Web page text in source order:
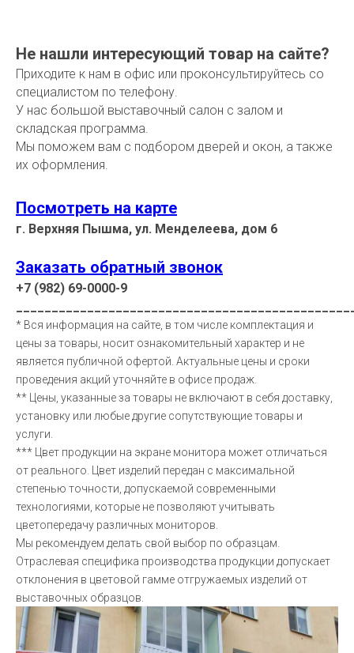
Не нашли интересующий товар на сайте?
Приходите к нам в офис или проконсультируйтесь со
специалистом по телефону.
У нас большой выставочный салон с залом и
складская программа.
Мы поможем вам с подбором дверей и окон, а также
их оформления.
Посмотреть на карте
г. Верхняя Пышма, ул. Менделеева, дом 6
Заказать обратный звонок
+7 (982) 69-0000-9
* Вся информация на сайте, в том числе комплектация и
цены за товары, носит ознакомительный характер и не
является публичной офертой. Актуальные цены и сроки
проведения акций уточняйте в офисе продаж.
** Цены, указанные за товары не включают в себя доставку,
установку или любые другие сопутствующие товары и
услуги.
*** Цвет продукции на экране монитора может отличаться
от реального. Цвет изделий передан с максимальной
степенью точности, допускаемой современными
технологиями, которые не позволяют учитывать
цветопередачу различных мониторов.
Мы рекомендуем делать свой выбор по образцам.
Отраслевая специфика производства продукции допускает
отклонения в цветовой гамме отгружаемых изделий от
выставочных образцов.